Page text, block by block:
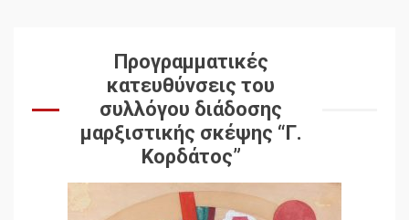
Προγραμματικές
κατευθύνσεις του
συλλόγου διάδοσης
μαρξιστικής σκέψης “Γ.
Κορδάτος”